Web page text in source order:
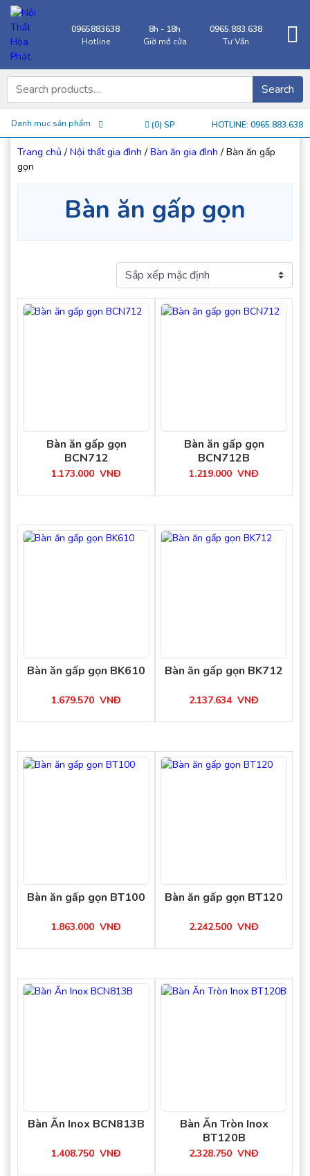
0965883638
Hotline
8h - 18h
Giờ mở cửa
0965.883.638
Tư Vấn
Search for: Search
Danh mục sản phẩm (0) SP HOTLINE: 0965.883.638
Trang chủ / Nội thất gia đình / Bàn ăn gia đình / Bàn ăn gấp
gọn
Bàn ăn gấp gọn
Bàn ăn gấp gọn
BCN712
1.173.000 VNĐ
Bàn ăn gấp gọn
BCN712B
1.219.000 VNĐ
Bàn ăn gấp gọn BK610
1.679.570 VNĐ
Bàn ăn gấp gọn BK712
2.137.634 VNĐ
Bàn ăn gấp gọn BT100
1.863.000 VNĐ
Bàn ăn gấp gọn BT120
2.242.500 VNĐ
Bàn Ăn Inox BCN813B
1.408.750 VNĐ
Bàn Ăn Tròn Inox
BT120B
2.328.750 VNĐ